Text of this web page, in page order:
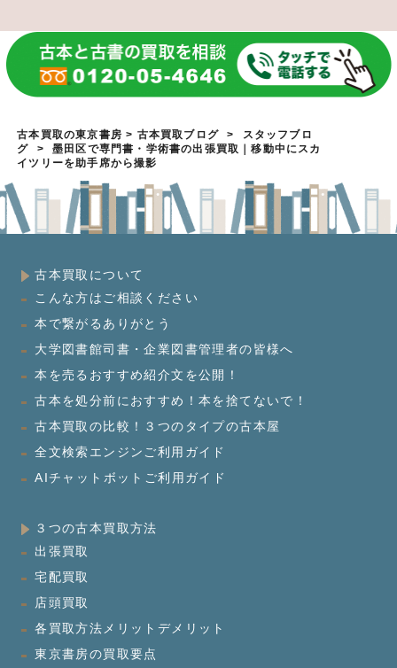
古本買取の東京書房 > 古本買取ブログ >
スタッフブロ
グ
>
墨田区で専門書・学術書の出張買取｜移動中にスカ
イツリーを助手席から撮影
古本買取について
こんな方はご相談ください
本で繋がるありがとう
大学図書館司書・企業図書管理者の皆様へ
本を売るおすすめ紹介文を公開！
古本を処分前におすすめ！本を捨てないで！
古本買取の比較！３つのタイプの古本屋
全文検索エンジンご利用ガイド
AIチャットボットご利用ガイド
３つの古本買取方法
出張買取
宅配買取
店頭買取
各買取方法メリットデメリット
東京書房の買取要点